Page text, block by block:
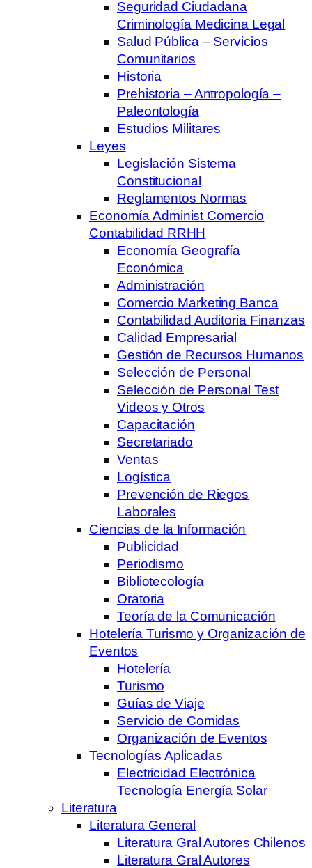
Seguridad Ciudadana
Criminología Medicina Legal
Salud Pública – Servicios
Comunitarios
Historia
Prehistoria – Antropología –
Paleontología
Estudios Militares
Leyes
Legislación Sistema
Constitucional
Reglamentos Normas
Economía Administ Comercio
Contabilidad RRHH
Economía Geografía
Económica
Administración
Comercio Marketing Banca
Contabilidad Auditoria Finanzas
Calidad Empresarial
Gestión de Recursos Humanos
Selección de Personal
Selección de Personal Test
Videos y Otros
Capacitación
Secretariado
Ventas
Logística
Prevención de Riegos
Laborales
Ciencias de la Información
Publicidad
Periodismo
Bibliotecología
Oratoria
Teoría de la Comunicación
Hotelería Turismo y Organización de
Eventos
Hotelería
Turismo
Guías de Viaje
Servicio de Comidas
Organización de Eventos
Tecnologías Aplicadas
Electricidad Electrónica
Tecnología Energía Solar
Literatura
Literatura General
Literatura Gral Autores Chilenos
Literatura Gral Autores